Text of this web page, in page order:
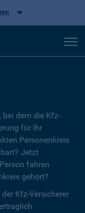
bei dem die Kfz-
für Ihr
Personenkreis
Jetzt
fahren
gehört?
Kfz-Versicherer